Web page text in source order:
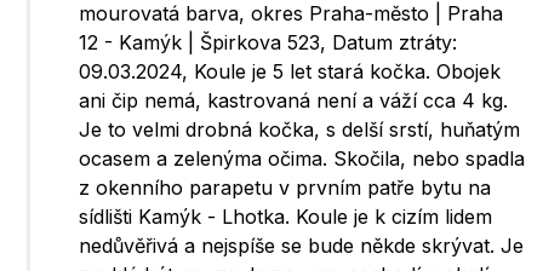
mourovatá barva, okres Praha-město | Praha
12 - Kamýk | Špirkova 523, Datum ztráty:
09.03.2024, Koule je 5 let stará kočka. Obojek
ani čip nemá, kastrovaná není a váží cca 4 kg.
Je to velmi drobná kočka, s delší srstí, huňatým
ocasem a zelenýma očima. Skočila, nebo spadla
z okenního parapetu v prvním patře bytu na
sídlišti Kamýk - Lhotka. Koule je k cizím lidem
nedůvěřivá a nejspíše se bude někde skrývat. Je